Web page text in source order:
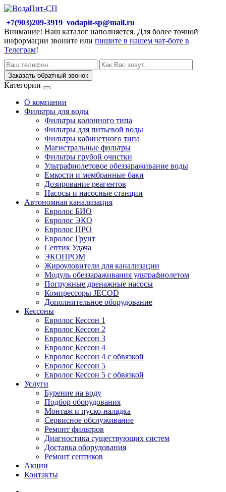
+7(903)209-3919 vodapit-sp@mail.ru
Внимание! Наш каталог наполняется. Для более точной
информации звоните или пишите в нашем чат-боте в
Телеграм!
Заказать обратный звонок
Категории
О компании
Фильтры для воды
Фильтры колонного типа
Фильтры для питьевой воды
Фильтры кабинетного типа
Магистральные фильтры
Фильтры грубой очистки
Ультрафиолетовое обеззараживание воды
Емкости и мембранные баки
Дозирование реагентов
Насосы и насосные станции
Автономная канализация
Евролос БИО
Евролос ЭКО
Евролос ПРО
Евролос Грунт
Септик Удача
ЭКОПРОМ
Жироуловители для канализации
Модуль обеззараживания ультрафиолетом
Погружные дренажные насосы
Компрессоры JECOD
Дополнительное оборудование
Кессоны
Евролос Кессон 1
Евролос Кессон 2
Евролос Кессон 3
Евролос Кессон 4
Евролос Кессон 4 с обвязкой
Евролос Кессон 5
Евролос Кессон 5 с обвязкой
Услуги
Бурение на воду
Подбор оборудования
Монтаж и пуско-наладка
Сервисное обслуживание
Ремонт фильтров
Диагностика существующих систем
Доставка оборудования
Ремонт септиков
Акции
Контакты